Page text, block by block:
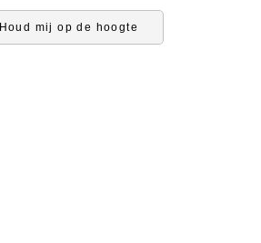
Houd mij op de hoogte